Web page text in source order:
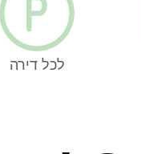
לכל דירה